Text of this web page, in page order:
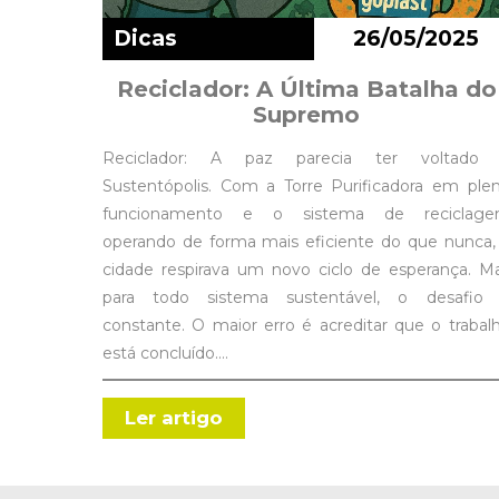
Reciclador: A Última Batalha do
Supremo
Dicas 26/05/2025
Reciclador: A paz parecia ter voltado
Sustentópolis. Com a Torre Purificadora em
funcionamento e o sistema de
operando de forma mais eficiente do que nunca,
cidade respirava um novo ciclo de esperança.
para todo sistema sustentável, o desafio
constante. O maior erro é acreditar que o
está concluído.…
Ler artigo